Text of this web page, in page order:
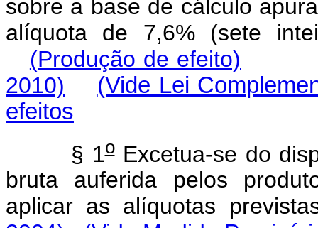
sobre a base de cálculo
alíquota de 7,6% (sete
(Produção de efeito)
2010)
(Vide Lei
efeitos
§ 1oExcetua-se do
bruta auferida pelos
aplicar as alíquotas